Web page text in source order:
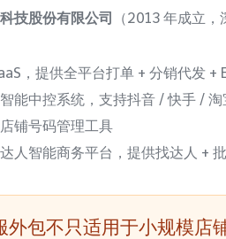
技股份有限公司 （2013 年成立
，提供全平台打单 + 分销代发 +
智能中控系统，支持抖音 / 快手 /
店铺号码管理工具
达人智能商务平台，提供找达人 +
外包不只适用于小规模店